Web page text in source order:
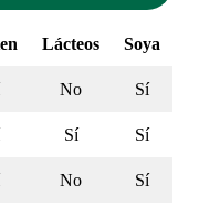
Lácteos Soya
No Sí
Sí Sí
No Sí